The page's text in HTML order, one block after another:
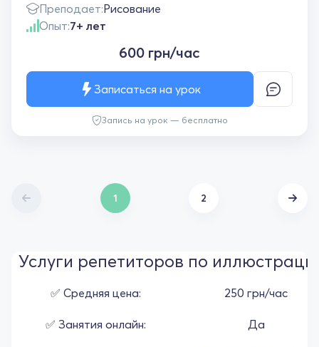
Преподает:Рисование
Опыт:7+ лет
600 грн/час
Запись на урок — бесплатно
Записаться на урок
1 2
Услуги репетиторов по
✅ Средняя цена: 250 грн/час
✅ Занятия онлайн: Да